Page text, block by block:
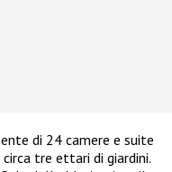
di 24 camere e suite
tre ettari di giardini.